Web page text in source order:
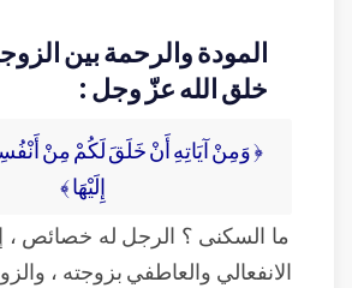
المودة والرحمة بين
خلق الله عزّ وجل :
﴿ وَمِنْ آيَاتِهِ أَنْ خَلَقَ لَكُمْ مِنْ
إِلَيْهَا ﴾
ما السكنى ؟ الرجل له خصائص ،
الانفعالي والعاطفي بزوجته ،